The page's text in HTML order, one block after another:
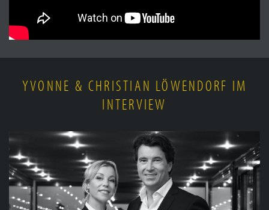
YVONNE & CHRISTIAN LÖWENDORF IM
INTERVIEW